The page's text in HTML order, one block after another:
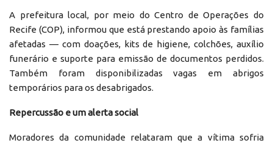
A prefeitura local, por meio do Centro de Operações do
Recife (COP), informou que está prestando apoio às famílias
afetadas — com doações, kits de higiene, colchões, auxílio
funerário e suporte para emissão de documentos perdidos.
Também foram disponibilizadas vagas em abrigos
temporários para os desabrigados.
Repercussão e um alerta social
Moradores da comunidade relataram que a vítima sofria